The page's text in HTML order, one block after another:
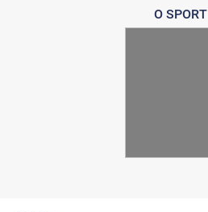
O SPORT